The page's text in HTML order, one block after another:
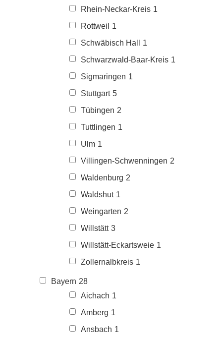
Rhein-Neckar-Kreis 1
Rottweil
1
Schwäbisch Hall
1
Schwarzwald-Baar-Kreis 1
Sigmaringen 1
Stuttgart 5
Tübingen 2
Tuttlingen 1
Ulm 1
Villingen-Schwenningen 2
Waldenburg 2
Waldshut 1
Weingarten 2
Willstätt 3
Willstätt-Eckartsweie 1
Zollernalbkreis 1
Bayern 28
Aichach 1
Amberg 1
Ansbach 1